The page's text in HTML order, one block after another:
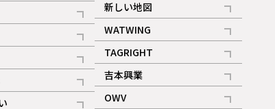
ー
新しい地図
記事
WATWING
記事
TAGRIGHT
記事
吉本興業
記事
OWV